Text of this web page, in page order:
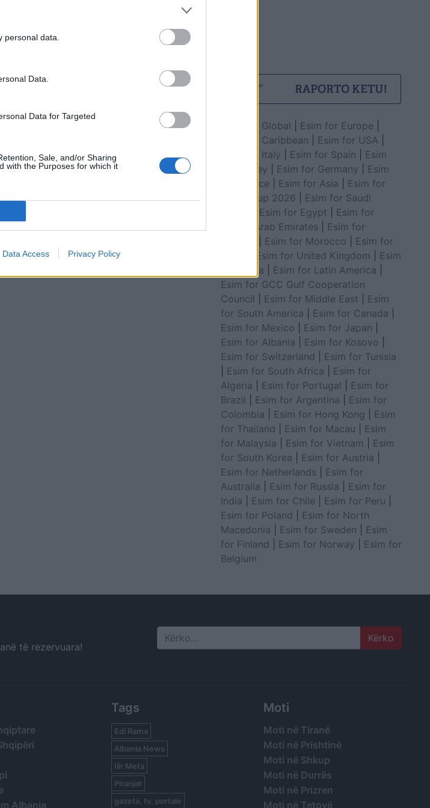
personal data.
Data.
Data for Targeted
Sale, and/or Sharing
with the Purposes for which it
Data Access Privacy Policy
Esim for Global Esim for Europe
Esim for Caribbean
Esim for USA
Esim for Italy
Esim for Spain
Esim
for Turkey
Esim for Germany
Esim
for Greece
Esim for Asia
Esim for
World Cup 2026
Esim for Saudi
Esim for Egypt
Esim for
United Arab Emirates
Esim for
Esim for Morocco
Esim for
Esim for United Kingdom
Esim
for Africa
Esim for Latin America
Esim for GCC Gulf Cooperation
Council
Esim for Middle East
Esim
for South America
Esim for Canada
Esim for Mexico
Esim for Japan
Esim for Albania
Esim for Kosovo
Esim for Switzerland
Esim for Tunisia
Esim for South Africa
Esim for
Algeria
Esim for Portugal
Esim for
Brazil
Esim for Argentina
Esim for
Colombia
Esim for Hong Kong
Esim
for Thailand
Esim for Macau
Esim
for Malaysia
Esim for Vietnam
Esim
for South Korea
Esim for Austria
Esim for Netherlands
Esim for
Australia
Esim for Russia
Esim for
India
Esim for Chile Esim for Peru
Esim for Poland
Esim for North
Macedonia
Esim for Sweden
Esim
for Finland
Esim for Norway
Esim for
Belgium
të rezervuara! Search
Albania
Tags
Edi Rama
Albania News
Ilir Meta
Piranjat
gazeta, tv, portale
Moti
Moti në Tiranë
Moti në Prishtinë
Moti në Shkup
Moti në Durrës
Moti në Prizren
Moti në Tetovë